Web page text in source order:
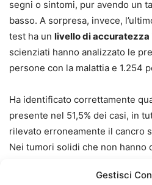
Gestisci
segni o sintomi, pur avendo un
basso. A sorpresa, invece,
test ha un livello di accuratezza
scienziati hanno analizzato le
persone con la malattia e 1.254
Ha identificato correttamente
presente nel 51,5% dei casi, in
rilevato erroneamente il cancro
Nei tumori solidi che non hanno
generare un risultato positivo